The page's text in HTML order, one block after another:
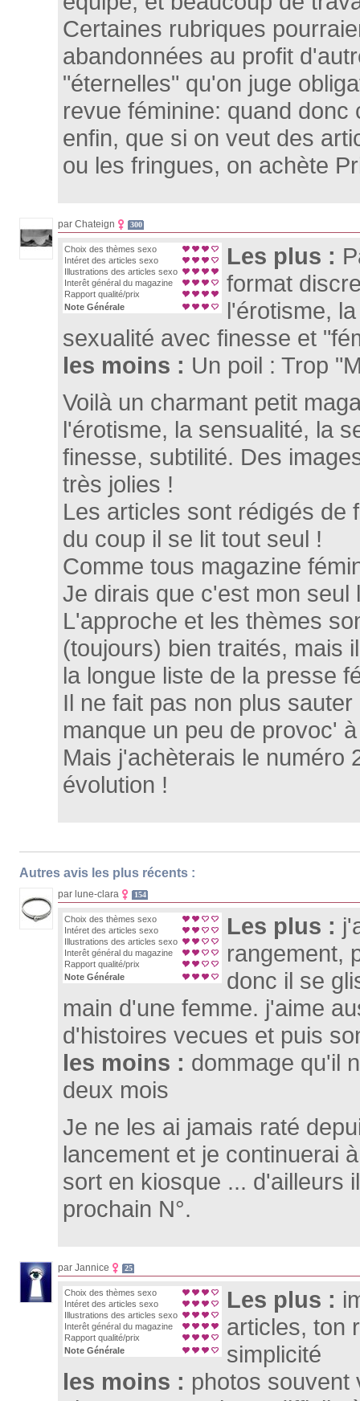
Certaines rubriques
abandonnées au profit
"éternelles" qu'on juge
revue féminine: quand donc
enfin, que si on veut des
ou les fringues, on achète
par Chateign 300
Choix des thèmes sexo
Intéret des articles sexo
Illustrations des articles sexo
Interêt général du magazine
Rapport qualité/prix
Note Générale
Les plus :
format
l'érotisme,
sexualité avec finesse et
les moins : Un poil : Trop
Voilà un charmant petit
l'érotisme, la sensualité, la
finesse, subtilité. Des
très jolies !
Les articles sont rédigés de
du coup il se lit tout seul !
Comme tous magazine
Je dirais que c'est mon seul
L'approche et les thèmes
(toujours) bien traités, mais
la longue liste de la presse
Il ne fait pas non plus
manque un peu de provoc'
Mais j'achèterais le numéro
évolution !
Autres avis les plus récents :
par lune-clara 154
Choix des thèmes sexo
Intéret des articles sexo
Illustrations des articles sexo
Interêt général du magazine
Rapport qualité/prix
Note Générale
Les plus :
rangement,
donc il se
main d'une femme. j'aime
d'histoires vecues et puis
les moins : dommage qu'il
deux mois
Je ne les ai jamais raté
lancement et je continuerai
sort en kiosque ... d'ailleurs
prochain N°.
par Jannice 25
Choix des thèmes sexo
Intéret des articles sexo
Illustrations des articles sexo
Interêt général du magazine
Rapport qualité/prix
Note Générale
Les plus :
articles, ton
simplicité
les moins : photos souvent